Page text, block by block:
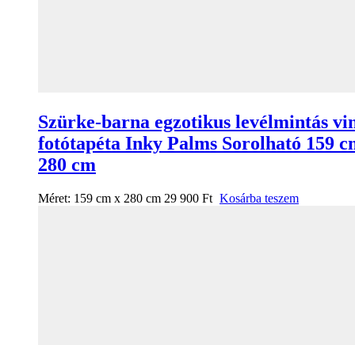
Szürke-barna egzotikus levélmintás
fotótapéta Inky Palms Sorolható 159
280 cm
Méret: 159 cm x 280 cm 29 900 Ft Kosárba teszem